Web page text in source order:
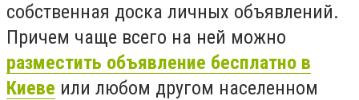
собственная доска личных объявлений.
Причем чаще всего на ней можно
разместить объявление бесплатно в
Киеве или любом другом населенном